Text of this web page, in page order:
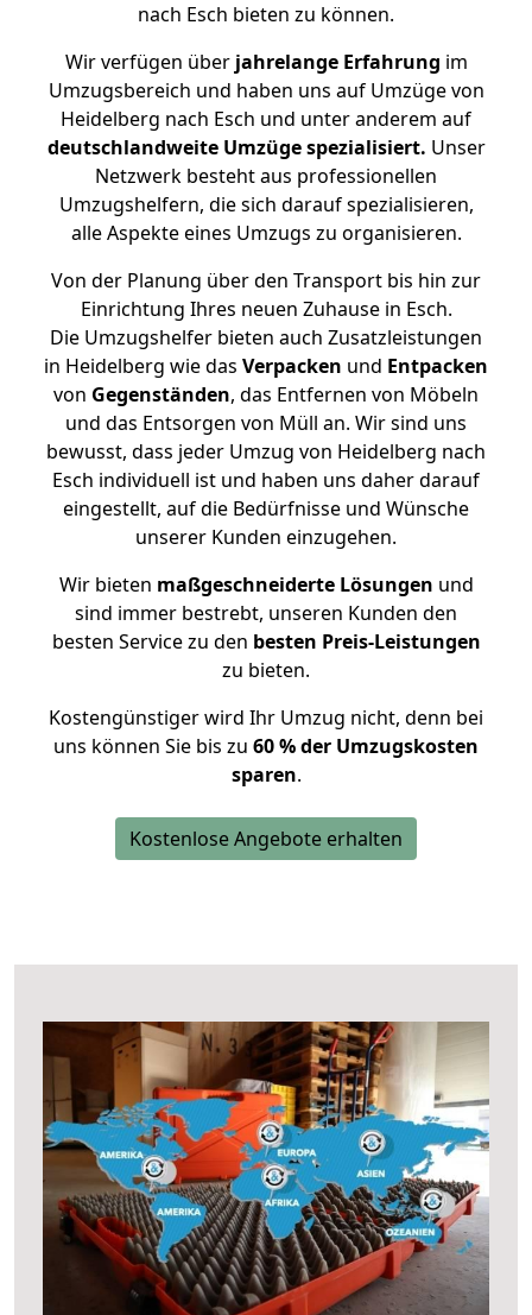
nach Esch bieten zu können.
Wir verfügen überjahrelange Erfahrung im
Umzugsbereich und haben uns auf Umzüge von
Heidelberg nach Esch und unter anderem auf
deutschlandweite Umzüge spezialisiert. Unser
Netzwerk besteht aus professionellen
Umzugshelfern, die sich darauf spezialisieren,
alle Aspekte eines Umzugs zu organisieren.
Von der Planung über den Transport bis hin zur
Einrichtung Ihres neuen Zuhause in Esch.
Die Umzugshelfer bieten auch Zusatzleistungen
in Heidelberg wie das Verpacken und Entpacken
von Gegenständen, das Entfernen von Möbeln
und das Entsorgen von Müll an. Wir sind uns
bewusst, dass jeder Umzug von Heidelberg nach
Esch individuell ist und haben uns daher darauf
eingestellt, auf die Bedürfnisse und Wünsche
unserer Kunden einzugehen.
Wir bieten maßgeschneiderte Lösungen und
sind immer bestrebt, unseren Kunden den
besten Service zu den besten Preis-Leistungen
zu bieten.
Kostengünstiger wird Ihr Umzug nicht, denn bei
uns können Sie bis zu 60 % der Umzugskosten
sparen.
Kostenlose Angebote erhalten